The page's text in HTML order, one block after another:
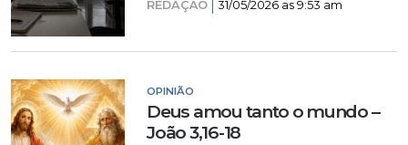
REDAÇÃO 31/05/2026 as 9:53 am
OPINIÃO
Deus amou tanto o mundo –
João 3,16-18